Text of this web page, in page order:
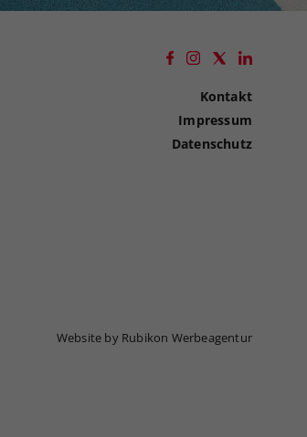
Kontakt
Impressum
Datenschutz
Website by Rubikon Werbeagentur